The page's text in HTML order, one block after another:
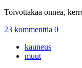
Toivottakaa onnea,
23 kommenttia 0
kauneus
muut